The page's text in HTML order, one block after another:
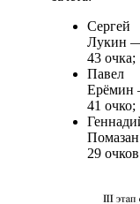
Сергей
Лукин
43 очка;
Павел
41 очко;
29